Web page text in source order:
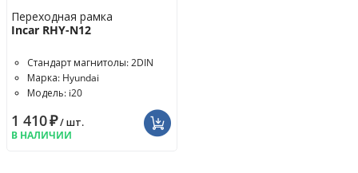
Переходная рамка
Incar RHY-N12
Стандарт магнитолы: 2DIN
Марка: Hyundai
Модель: i20
1 410₽/ шт.
В НАЛИЧИИ